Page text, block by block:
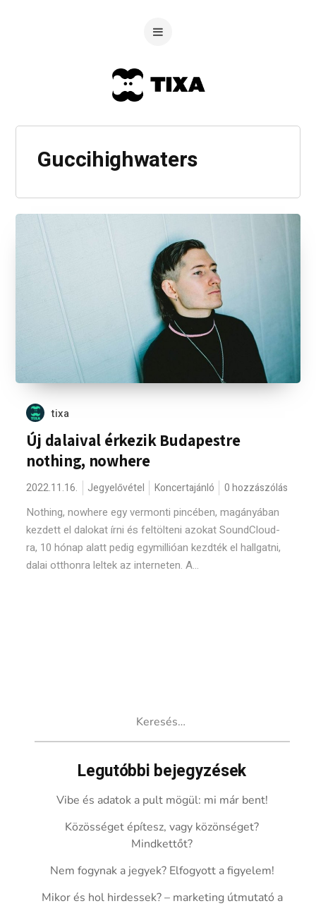
Guccihighwaters
tixa
Új dalaival érkezik Budapestre
nothing, nowhere
2022.11.16. Jegyelővétel Koncertajánló 0 hozzászólás
Nothing, nowhere egy vermonti pincében, magányában
kezdett el dalokat írni és feltölteni azokat SoundCloud-
ra, 10 hónap alatt pedig egymillióan kezdték el hallgatni,
dalai otthonra leltek az interneten. A...
Legutóbbi bejegyzések
Vibe és adatok a pult mögül: mi már bent!
Közösséget építesz, vagy közönséget?
Mindkettőt?
Nem fogynak a jegyek? Elfogyott a figyelem!
Mikor és hol hirdessek? – marketing útmutató a